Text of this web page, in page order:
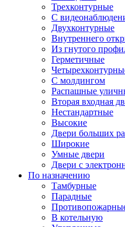
Трехконтурные
С
Двухконтурные
Внутреннего
Из гнутого
Герметичные
С молдингом
Распашные
Вторая входная
Нестандартные
Высокие
Двери больших
Широкие
Умные двери
Двери с
По назначению
Тамбурные
Парадные
В котельную